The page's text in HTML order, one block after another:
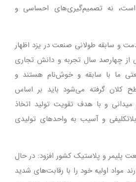
نه تصمیم‌گیری‌های احساسی و
و سابقه طولانی صنعت در یزد اظهار
از چهارصد سال تجربه و دانش تجاری
ما با سابقه و خوش‌نام هستند و
کلان گرفته می‌شود باید بر اساس
و با هدف تقویت تولید اتخاذ
و آسیب به واحدهای تولیدی
پلیمر و پلاستیک کشور افزود: در حال
مواد اولیه خود را با رقابت‌های شدید